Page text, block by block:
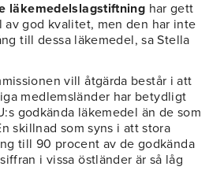
läkemedelslagstiftning har gett
av god kvalitet, men den har inte
till dessa läkemedel, sa Stella
vill åtgärda består i att
medlemsländer har betydligt
godkända läkemedel än de som
skillnad som syns i att stora
till 90 procent av de godkända
i vissa östländer är så låg